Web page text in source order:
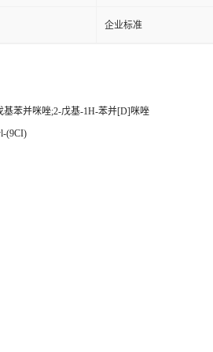
企业标准
基苯并咪唑;2-戊基-1H-苯并[D]咪唑
(9CI)